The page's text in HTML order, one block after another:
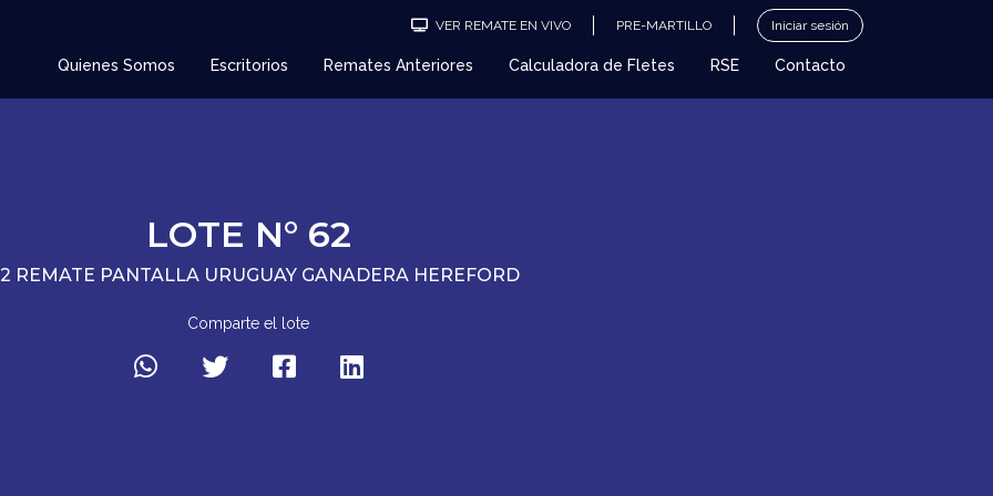
VER REMATE EN VIVO PRE-MARTILLO Iniciar sesión
Quienes Somos Escritorios Remates Anteriores Calculadora de Fletes RSE Contacto
LOTE N° 62
REMATE PANTALLA URUGUAY GANADERA HEREFORD
Comparte el lote